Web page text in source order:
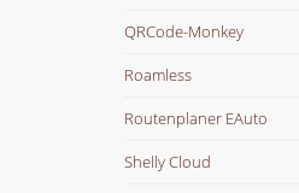
QRCode-Monkey
Roamless
Routenplaner EAuto
Shelly Cloud